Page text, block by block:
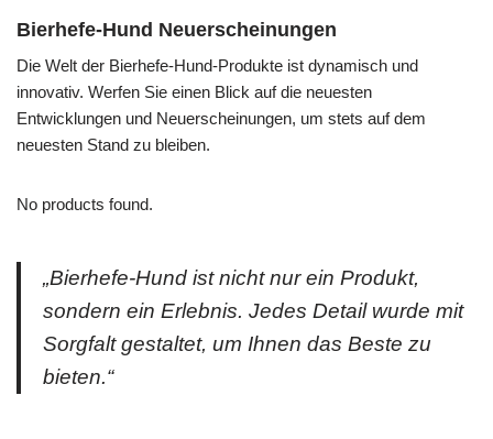
Bierhefe-Hund Neuerscheinungen
Die Welt der Bierhefe-Hund-Produkte ist dynamisch und
innovativ. Werfen Sie einen Blick auf die neuesten
Entwicklungen und Neuerscheinungen, um stets auf dem
neuesten Stand zu bleiben.
No products found.
„Bierhefe-Hund ist nicht nur ein Produkt,
sondern ein Erlebnis. Jedes Detail wurde mit
Sorgfalt gestaltet, um Ihnen das Beste zu
bieten.“